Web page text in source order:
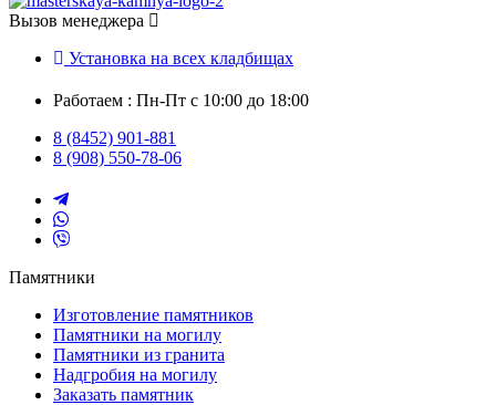
Вызов менеджера
Установка на всех кладбищах
Работаем : Пн-Пт с 10:00 до 18:00
8 (8452) 901-881
8 (908) 550-78-06
Памятники
Изготовление памятников
Памятники на могилу
Памятники из гранита
Надгробия на могилу
Заказать памятник